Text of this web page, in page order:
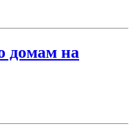
домам на